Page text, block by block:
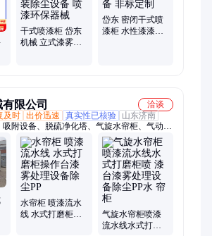
干式喷漆柜 岱东
机械 立式漆雾处
岱东 密闭干式喷
漆柜 水性漆漆雾
限公司
洽谈
及时 出价迅速 真实性已核验
山东济南
吸附设备、脱硫净化塔、气旋水帘柜、气动水
设备、移动伸缩房、不锈钢气旋塔、不锈钢喷
淋塔、除尘过滤净化塔、喷淋塔、气旋塔、湿
水帘柜 喷漆流水
线 水式打磨柜操
气旋水帘柜喷漆
流水线水式打磨